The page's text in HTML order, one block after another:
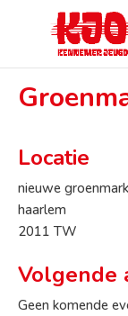
Locatie
nieuwe
haarlem
2011 TW
Volgende
Geen komende